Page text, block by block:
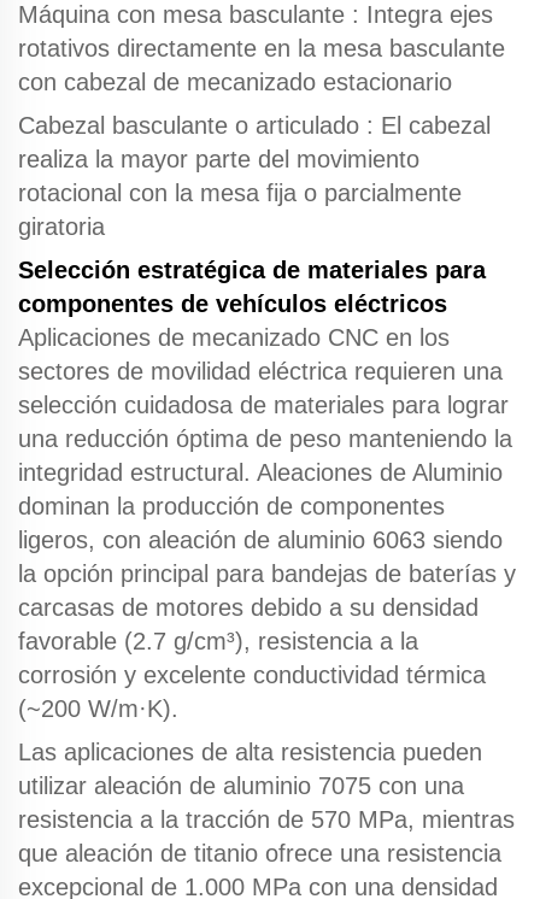
Máquina con mesa basculante : Integra ejes
rotativos directamente en la mesa basculante
con cabezal de mecanizado estacionario
Cabezal basculante o articulado : El cabezal
realiza la mayor parte del movimiento
rotacional con la mesa fija o parcialmente
giratoria
Selección estratégica de materiales para
componentes de vehículos eléctricos
Aplicaciones de mecanizado CNC en los
sectores de movilidad eléctrica requieren una
selección cuidadosa de materiales para lograr
una reducción óptima de peso manteniendo la
integridad estructural. Aleaciones de Aluminio
dominan la producción de componentes
ligeros, con aleación de aluminio 6063 siendo
la opción principal para bandejas de baterías y
carcasas de motores debido a su densidad
favorable (2.7 g/cm³), resistencia a la
corrosión y excelente conductividad térmica
(~200 W/m·K).
Las aplicaciones de alta resistencia pueden
utilizar aleación de aluminio 7075 con una
resistencia a la tracción de 570 MPa, mientras
que aleación de titanio ofrece una resistencia
excepcional de 1.000 MPa con una densidad